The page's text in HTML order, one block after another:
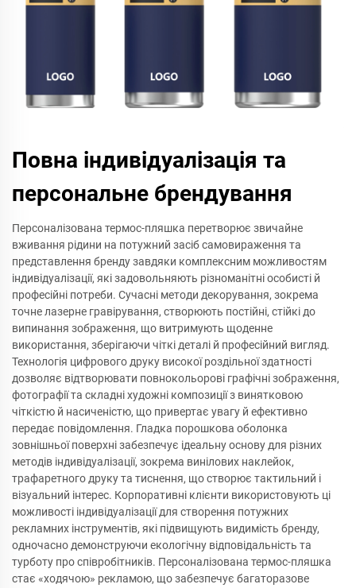
Повна індивідуалізація та
персональне брендування
Персоналізована термос-пляшка перетворює звичайне
вживання рідини на потужний засіб самовираження та
представлення бренду завдяки комплексним можливостям
індивідуалізації, які задовольняють різноманітні особисті й
професійні потреби. Сучасні методи декорування, зокрема
точне лазерне гравірування, створюють постійні, стійкі до
випинання зображення, що витримують щоденне
використання, зберігаючи чіткі деталі й професійний вигляд.
Технологія цифрового друку високої роздільної здатності
дозволяє відтворювати повнокольорові графічні зображення,
фотографії та складні художні композиції з винятковою
чіткістю й насиченістю, що привертає увагу й ефективно
передає повідомлення. Гладка порошкова оболонка
зовнішньої поверхні забезпечує ідеальну основу для різних
методів індивідуалізації, зокрема винілових наклейок,
трафаретного друку та тиснення, що створює тактильний і
візуальний інтерес. Корпоративні клієнти використовують ці
можливості індивідуалізації для створення потужних
рекламних інструментів, які підвищують видимість бренду,
одночасно демонструючи екологічну відповідальність та
турботу про співробітників. Персоналізована термос-пляшка
стає «ходячою» рекламою, що забезпечує багаторазове